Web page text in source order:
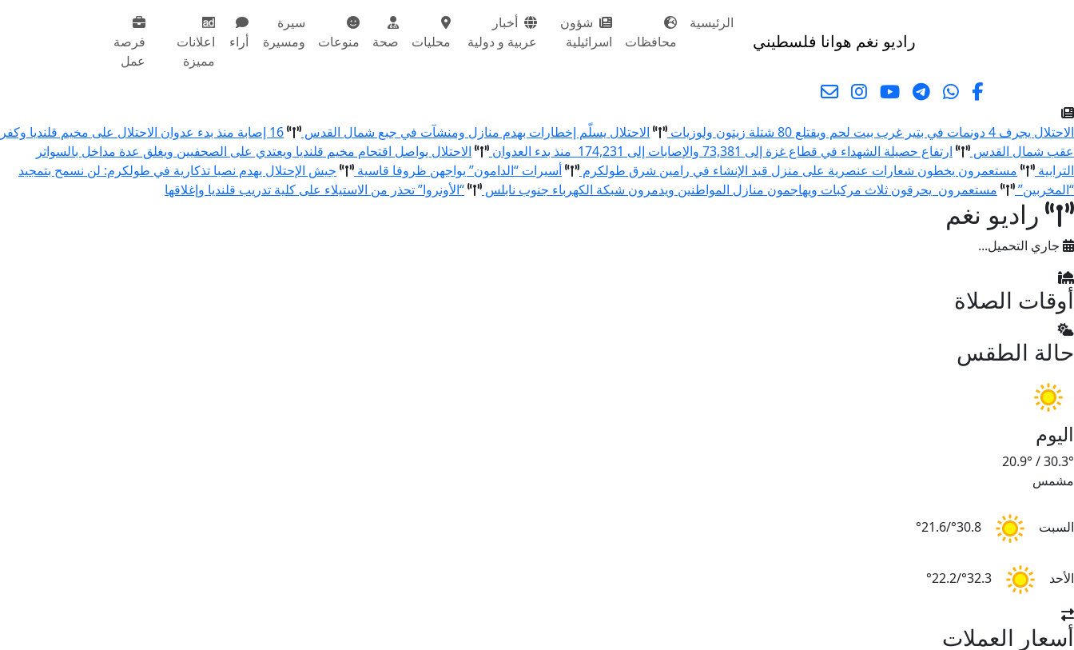
راديو نغم هوانا فلسطيني
الرئيسية
محافظات
شؤون
اسرائيلية
أخبار
عربية و دولية
محليات صحة منوعات
سيرة
ومسيرة
أراء
اعلانات
مميزة
فرصة
عمل
الاحتلال يجرف 4 دونمات في بتير غرب بيت لحم ويقتلع 80 شتلة زيتون ولوزيات الاحتلال يسلّم إخطارات بهدم منازل ومنشآت في جبع شمال القدس
16 إصابة منذ بدء عدوان الاحتلال على مخيم قلنديا وكفر
عقب شمال القدس
ارتفاع حصيلة الشهداء في قطاع غزة إلى 73,381 والإصابات إلى 174,231 منذ بدء العدوان
الاحتلال يواصل اقتحام مخيم قلنديا ويعتدي على الصحفيين ويغلق عدة مداخل بالسواتر
الترابية
مستعمرون يخطون شعارات عنصرية على منزل قيد الإنشاء في رامين شرق طولكرم أسيرات “الدامون” يواجهن ظروفا قاسية
جيش الإحتلال يهدم نصبا تذكارية في طولكرم: لن نسمح بتمجيد
“المخربين”
مستعمرون يحرقون ثلاث مركبات ويهاجمون منازل المواطنين ويدمرون شبكة الكهرباء جنوب نابلس “الأونروا” تحذر من الاستيلاء على كلية تدريب قلنديا وإغلاقها
راديو نغم
جاري التحميل...
أوقات الصلاة
حالة الطقس
اليوم
30.3°
/
20.9°
مشمس
السبت 30.8°/21.6°
الأحد 32.3°/22.2°
أسعار العملات